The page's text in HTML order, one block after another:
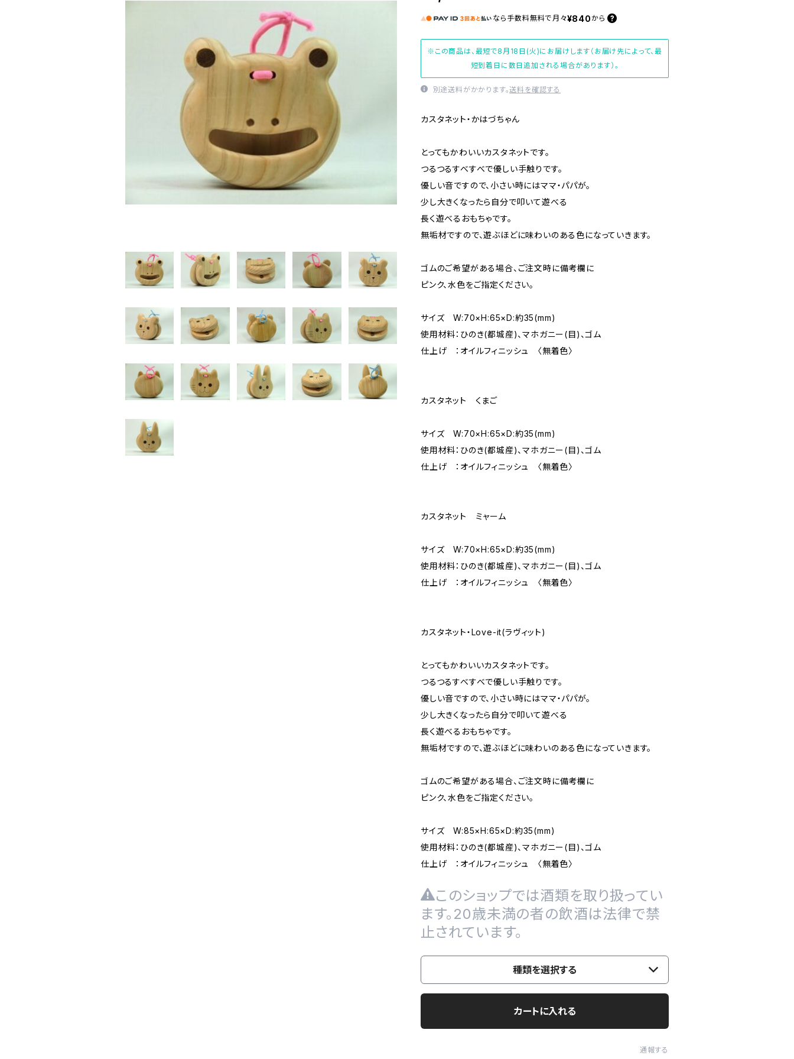
なら 手数料無料で 月々¥840 から
※この商品は、最短で8月18日(火)にお届けします（お届け先によって、最
短到着日に数日追加される場合があります）。
別途送料がかかります。送料を確認する
カスタネット・かはづちゃん
とってもかわいいカスタネットです。
つるつるすべすべで優しい手触りです。
優しい音ですので、小さい時にはママ・パパが。
少し大きくなったら自分で叩いて遊べる
長く遊べるおもちゃです。
無垢材ですので、遊ぶほどに味わいのある色になっていきます。
ゴムのご希望がある場合、ご注文時に備考欄に
ピンク、水色をご指定ください。
サイズ W:70×H:65×D:約35(mm)
使用材料：ひのき(都城産)、マホガニー(目)、ゴム
仕上げ ：オイルフィニッシュ 〈無着色〉
カスタネット くまご
サイズ W:70×H:65×D:約35(mm)
使用材料：ひのき(都城産)、マホガニー(目)、ゴム
仕上げ ：オイルフィニッシュ 〈無着色〉
カスタネット ミャーム
サイズ W:70×H:65×D:約35(mm)
使用材料：ひのき(都城産)、マホガニー(目)、ゴム
仕上げ ：オイルフィニッシュ 〈無着色〉
カスタネット・Love-it(ラヴィット)
とってもかわいいカスタネットです。
つるつるすべすべで優しい手触りです。
優しい音ですので、小さい時にはママ・パパが。
少し大きくなったら自分で叩いて遊べる
長く遊べるおもちゃです。
無垢材ですので、遊ぶほどに味わいのある色になっていきます。
ゴムのご希望がある場合、ご注文時に備考欄に
ピンク、水色をご指定ください。
サイズ W:85×H:65×D:約35(mm)
使用材料：ひのき(都城産)、マホガニー(目)、ゴム
仕上げ ：オイルフィニッシュ 〈無着色〉
このショップでは酒類を取り扱ってい
ます。20歳未満の者の飲酒は法律で禁
止されています。
種類を選択する
カートに入れる
通報する